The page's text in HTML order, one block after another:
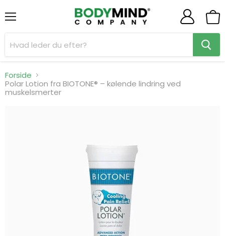
Forside
Polar Lotion fra BIOTONE® – kølende lindring ved
muskelsmerter